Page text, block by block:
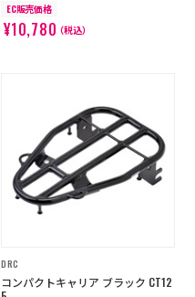
EC販売価格
¥10,780（税込）
DRC
コンパクトキャリア ブラック CT12